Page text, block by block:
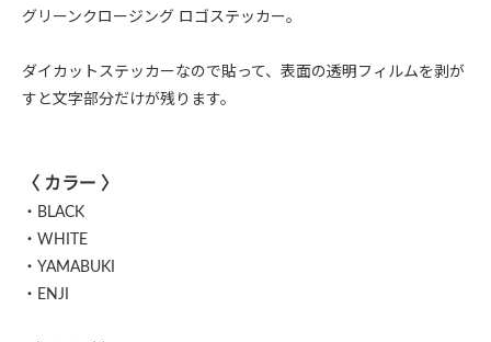
グリーンクロージング ロゴステッカー。
ダイカットステッカーなので貼って、表面の透明フィルムを剥が
すと文字部分だけが残ります。
〈 カラー 〉
・BLACK
・WHITE
・YAMABUKI
・ENJI